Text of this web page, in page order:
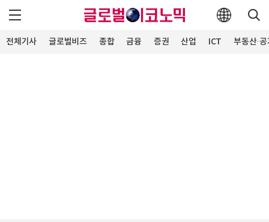
전체기사 글로벌비즈 종합 금융 증권 산업 ICT 부동산·